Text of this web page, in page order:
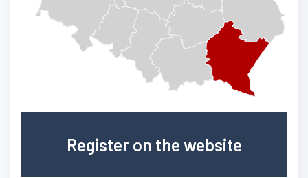
Register on the website